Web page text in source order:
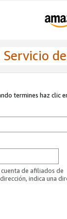
termines haz clic
de afiliados de
indica una